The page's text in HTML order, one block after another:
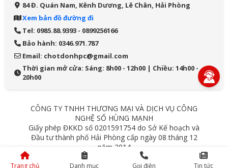
84 Đ. Quán Nam, Kênh Dương, Lê Chân, Hải Phòng
Xem bản đồ đường đi
Tel: 0985.88.9393 - 0899256166
Bảo hành: 0346.971.787
Email: chotdonhpc@gmail.com
Thời gian mở cửa: Sáng: 8h00 - 12h00 | Chiều: 14h00 -
20h00
CÔNG TY TNHH THƯƠNG MẠI VÀ DỊCH VỤ CÔNG
NGHỆ SỐ HÙNG MẠNH
Giấy phép ĐKKD số 0201591754 do Sở Kế hoạch và
Đầu tư thành phố Hải Phòng cấp ngày 08 tháng 12
năm 2014
84 Quán Nam - Lê Chân - Hải Phòng
Trang chủ Danh mục Gọi điện Tin tức